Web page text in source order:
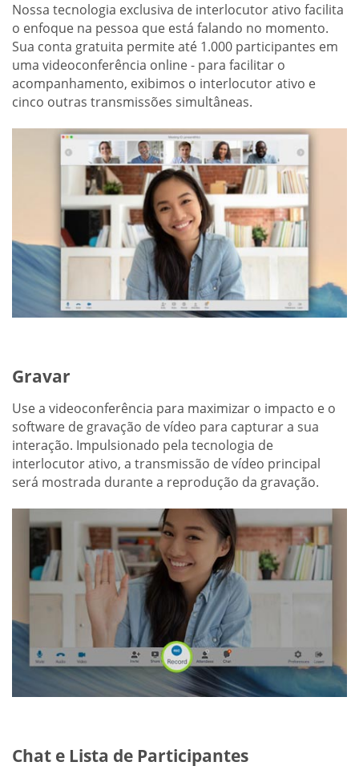
Nossa tecnologia exclusiva de interlocutor ativo facilita
o enfoque na pessoa que está falando no momento.
Sua conta gratuita permite até 1.000 participantes em
uma videoconferência online - para facilitar o
acompanhamento, exibimos o interlocutor ativo e
cinco outras transmissões simultâneas.
Gravar
Use a videoconferência para maximizar o impacto e o
software de gravação de vídeo para capturar a sua
interação. Impulsionado pela tecnologia de
interlocutor ativo, a transmissão de vídeo principal
será mostrada durante a reprodução da gravação.
Chat e Lista de Participantes